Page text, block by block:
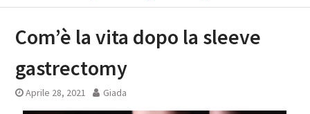
Com’è la vita dopo la sleeve
gastrectomy
Aprile 28, 2021 Giada